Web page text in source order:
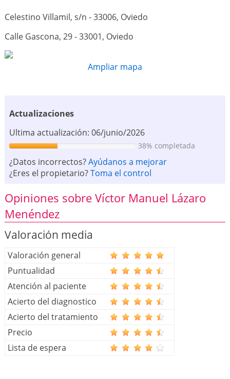
Celestino Villamil, s/n - 33006, Oviedo
Calle Gascona, 29 - 33001, Oviedo
Ampliar mapa
Actualizaciones
Ultima actualización: 06/junio/2026
38% completada
¿Datos incorrectos?Ayúdanos a mejorar
¿Eres el propietario?Toma el control
Opiniones sobre Víctor Manuel Lázaro
Menéndez
Valoración media
Valoración general
Puntualidad
Atención al paciente
Acierto del diagnostico
Acierto del tratamiento
Precio
Lista de espera